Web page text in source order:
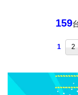
159
1 2